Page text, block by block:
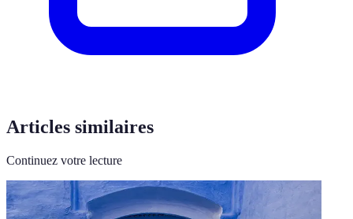
Articles similaires
Continuez votre lecture